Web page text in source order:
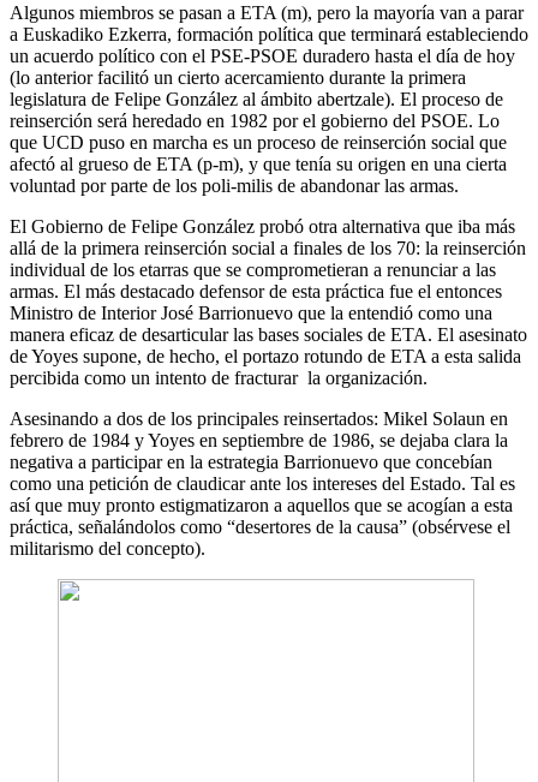
Algunos miembros se pasan a ETA (m), pero la mayoría van a parar
a Euskadiko Ezkerra, formación política que terminará estableciendo
un acuerdo político con el PSE-PSOE duradero hasta el día de hoy
(lo anterior facilitó un cierto acercamiento durante la primera
legislatura de Felipe González al ámbito abertzale). El proceso de
reinserción será heredado en 1982 por el gobierno del PSOE. Lo
que UCD puso en marcha es un proceso de reinserción social que
afectó al grueso de ETA (p-m), y que tenía su origen en una cierta
voluntad por parte de los poli-milis de abandonar las armas.
El Gobierno de Felipe González probó otra alternativa que iba más
allá de la primera reinserción social a finales de los 70: la reinserción
individual de los etarras que se comprometieran a renunciar a las
armas. El más destacado defensor de esta práctica fue el entonces
Ministro de Interior José Barrionuevo que la entendió como una
manera eficaz de desarticular las bases sociales de ETA. El asesinato
de Yoyes supone, de hecho, el portazo rotundo de ETA a esta salida
percibida como un intento de fracturar la organización.
Asesinando a dos de los principales reinsertados: Mikel Solaun en
febrero de 1984 y Yoyes en septiembre de 1986, se dejaba clara la
negativa a participar en la estrategia Barrionuevo que concebían
como una petición de claudicar ante los intereses del Estado. Tal es
así que muy pronto estigmatizaron a aquellos que se acogían a esta
práctica, señalándolos como “desertores de la causa” (obsérvese el
militarismo del concepto).